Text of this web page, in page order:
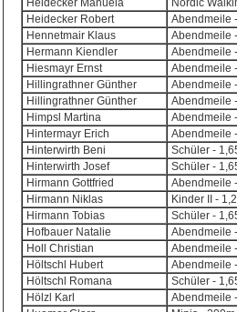
Heidecker Manuela
Nordic
Heidecker Robert
Abendmeile
Hennetmair Klaus
Abendmeile
Hermann Kiendler
Abendmeile
Hiesmayr Ernst
Abendmeile
Hillingrathner Günther
Abendmeile
Hillingrathner Günther
Abendmeile
Himpsl Martina
Abendmeile
Hintermayr Erich
Abendmeile
Hinterwirth Beni
Schüler -
Hinterwirth Josef
Schüler -
Hirmann Gottfried
Abendmeile
Hirmann Niklas
Kinder II -
Hirmann Tobias
Schüler -
Hofbauer Natalie
Abendmeile
Holl Christian
Abendmeile
Höltschl Hubert
Abendmeile
Höltschl Romana
Schüler -
Hölzl Karl
Abendmeile